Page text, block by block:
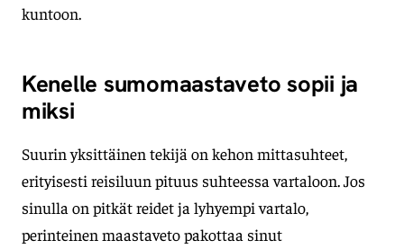
kuntoon.
Kenelle sumomaastaveto sopii ja
miksi
Suurin yksittäinen tekijä on kehon mittasuhteet,
erityisesti reisiluun pituus suhteessa vartaloon. Jos
sinulla on pitkät reidet ja lyhyempi vartalo,
perinteinen maastaveto pakottaa sinut